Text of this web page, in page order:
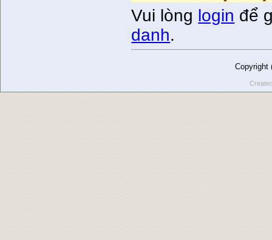
Vui lòng login để
danh.
Copyright